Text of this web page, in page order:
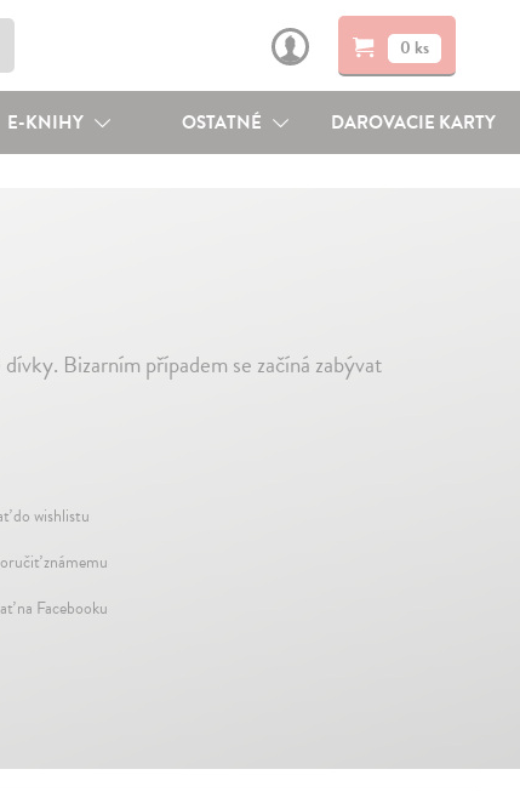
0 ks
E-KNIHY OSTATNÉ DAROVACIE KARTY
Bizarním případem se začíná zabývat
do wishlistu
známemu
na Facebooku